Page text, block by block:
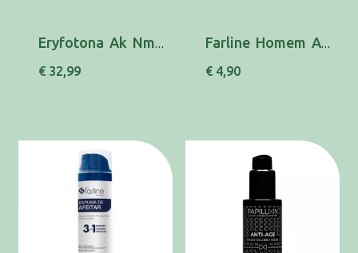
Eryfotona Ak Nmsc Cr Fluid Cut 50ml
€ 32,99
Farline Homem After Shave Bals 75Ml
€ 4,90